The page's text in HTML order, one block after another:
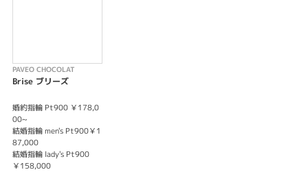
PAVEO CHOCOLAT
Brise ブリーズ
婚約指輪 Pt900 ￥178,0
00~
結婚指輪 men's Pt900￥1
87,000
結婚指輪 lady's Pt900
￥158,000